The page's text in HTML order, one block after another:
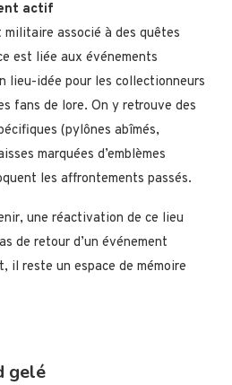
actif
militaire associé à des quêtes
est liée aux événements
lieu-idée pour les collectionneurs
fans de lore. On y retrouve des
(pylônes abîmés,
marquées d’emblèmes
les affrontements passés.
une réactivation de ce lieu
de retour d’un événement
il reste un espace de mémoire
gelé